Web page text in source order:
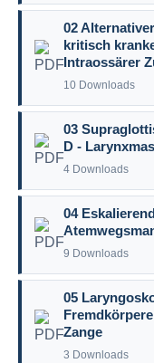
02
kritisch
Intraossärer
10 Downloads
03
D -
4 Downloads
04
9 Downloads
05
Zange
3 Downloads